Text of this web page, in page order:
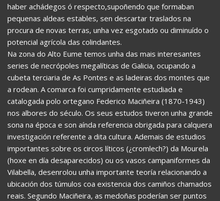
haber achádegos ó respecto,supoñendo que formaban
pequenas aldeas estables, sen descartar traslados na
procura de novas terras, unha vez esgotado ou diminuído o
potencial agrícola das colindantes.
Na zona do Alto Eume temos unha das mais interesantes
series de necrópoles megalíticas de Galicia, ocupando a
cubeta terciaria de As Pontes e as ladeiras dos montes que
a rodean. A comarca foi cumpridamente estudiada e
catalogada polo ortegano Federico Maciñeira (1870-1943)
nos albores do século. Os seus estudos tiveron unha grande
sona na época e son aínda referencia obrigada para calquera
investigación referente a dita cultura. Ademais de estudios
importantes sobre os circos líticos (¿cromlech?) da Mourela
(hoxe en día desaparecidos) ou os vasos campaniformes da
Vilabella, desenrolou unha importante teoría relacionando a
ubicación dos túmulos coa existencia dos camiños chamados
reais. Segundo Maciñeira, as medoñas poderían ser puntos